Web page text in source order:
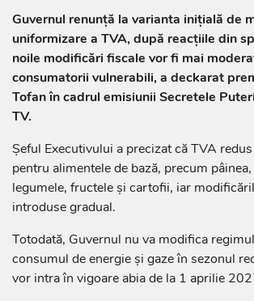
Guvernul renunță la varianta inițială de
uniformizare a TVA, după reacțiile din
noile modificări fiscale vor fi mai
consumatorii vulnerabili, a deckarat
Tofan în cadrul emisiunii Secretele
TV.
Șeful Executivului a precizat că TVA
pentru alimentele de bază, precum
legumele, fructele și cartofii, iar
introduse gradual.
Totodată, Guvernul nu va modifica
consumul de energie și gaze în sezonul
vor intra în vigoare abia de la 1 aprilie